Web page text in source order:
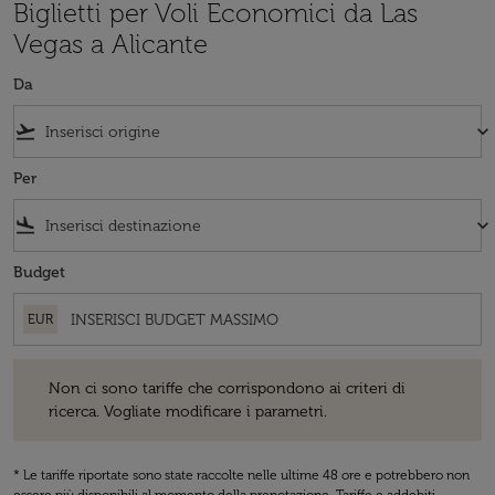
Biglietti per Voli Economici da Las
Vegas a Alicante
Da
flight_takeoff keyboard_arrow_down
Per
flight_land keyboard_arrow_down
Budget
EUR
Non ci sono tariffe che corrispondono ai criteri di
ricerca. Vogliate modificare i parametri.
* Le tariffe riportate sono state raccolte nelle ultime 48 ore e potrebbero non